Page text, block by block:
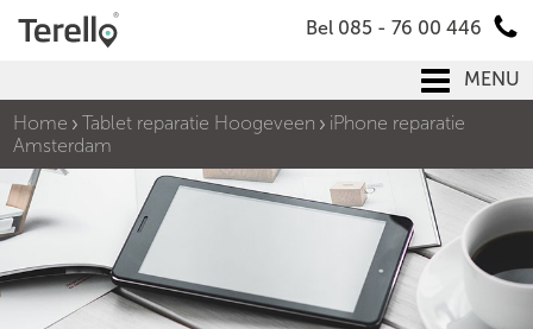
Bel 085 - 76 00 446
MENU
Home
Tablet reparatie Hoogeveen
iPhone reparatie
Amsterdam